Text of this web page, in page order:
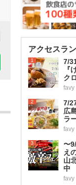
アクセスラ
1
7/
『
ク
favy
2
7/
広
ラ
favy
3
〜
え
山
中
favy